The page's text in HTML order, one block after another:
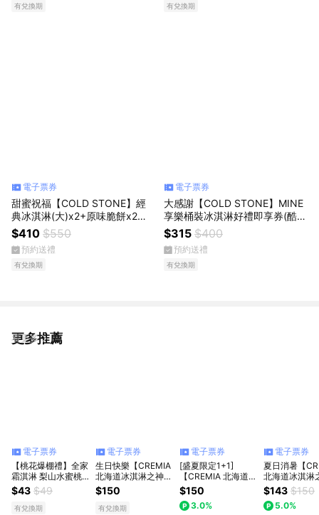
有兌換期 有兌換期
電子票券
甜蜜祝福【COLD STONE】經
典冰淇淋(大)x2+原味脆餅x2好
禮即享券(酷聖石)
$410 $550
預約送禮
有兌換期
電子票券
大感謝【COLD STONE】MINE
享樂桶裝冰淇淋好禮即享券(酷聖
石)
$315 $400
預約送禮
有兌換期
更多推薦
看更多
電子票券
【桃花爆棚禮】全家
霜淇淋 梨山水蜜桃
(口味不限)
$43 $49
有兌換期
電子票券
生日快樂【CREMIA
北海道冰淇淋之神】
冰淇淋(150元口味任
選)
$150
有兌換期
電子票券
[盛夏限定1+1]
【CREMIA 北海道冰
淇淋之神】冰淇淋
(150 元口味任選)
$150
3.0%
電子票券
夏日消暑【
北海道冰淇淋
冰淇淋(150元
選) (限最低購
2)
$143 $150
5.0%